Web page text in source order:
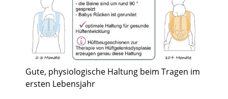
Gute, physiologische Haltung beim Tragen im
ersten Lebensjahr